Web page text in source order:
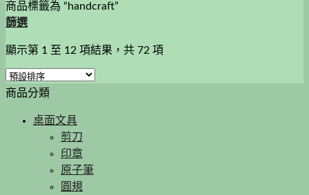
商品標籤為 “handcraft”
篩選
顯示第 1 至 12 項結果，共 72 項
商品分類
桌面文具
剪刀
印章
原子筆
圓規